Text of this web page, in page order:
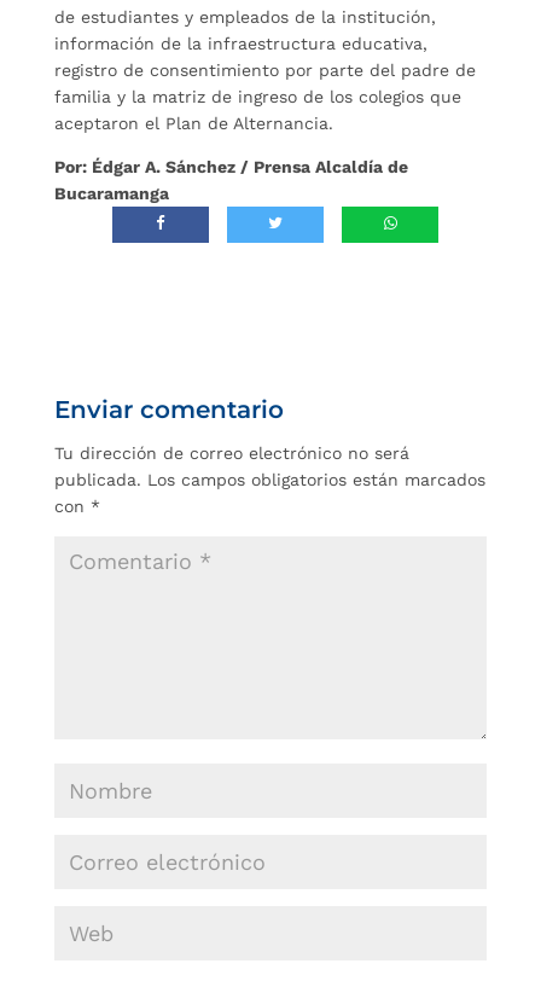
de estudiantes y empleados de la institución,
información de la infraestructura educativa,
registro de consentimiento por parte del padre de
familia y la matriz de ingreso de los colegios que
aceptaron el Plan de Alternancia.
Por: Édgar A. Sánchez / Prensa Alcaldía de
Bucaramanga
Enviar comentario
Tu dirección de correo electrónico no será
publicada. Los campos obligatorios están marcados
con *